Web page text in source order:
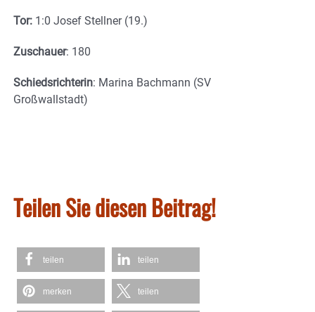
Tor: 1:0 Josef Stellner (19.)
Zuschauer: 180
Schiedsrichterin: Marina Bachmann (SV
Großwallstadt)
Teilen Sie diesen Beitrag!
teilen teilen
merken teilen